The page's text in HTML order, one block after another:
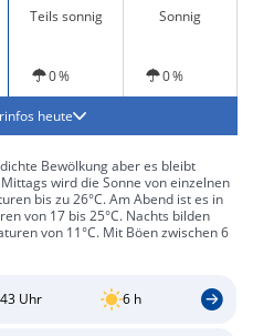
Teils sonnig Sonnig
0 % 0 %
heute
Bewölkung aber es bleibt
wird die Sonne von einzelnen
bis zu 26°C. Am Abend ist es in
von 17 bis 25°C. Nachts bilden
von 11°C. Mit Böen zwischen 6
Uhr 6 h